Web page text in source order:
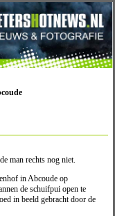
man rechts nog niet.
in Abcoude op
de schuifpui open te
in beeld gebracht door de